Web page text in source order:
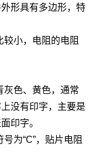
形具有多边形，特
小，电阻的电阻
色、黄色，通常
没有印字，主要是
印字。
为“C”，贴片电阻